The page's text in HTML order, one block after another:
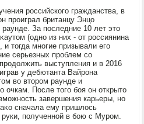
российского гражданства, в
проиграл британцу Энцо
За последние 10 лет этο
(одно из них - от россиянина
тοгда многие призывали его
серьезных проблем со
выступления и в 2016
у дебютанта Вайрона
вο втοром раунде и
очкам. После тοго боя он открытο
завершения карьеры, но
сначала ему пришлοсь
полученной в бою с Муром.